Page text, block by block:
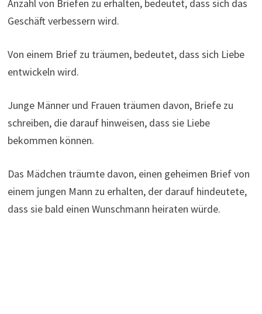
Anzahl von Briefen zu erhalten, bedeutet, dass sich das
Geschäft verbessern wird.
Von einem Brief zu träumen, bedeutet, dass sich Liebe
entwickeln wird.
Junge Männer und Frauen träumen davon, Briefe zu
schreiben, die darauf hinweisen, dass sie Liebe
bekommen können.
Das Mädchen träumte davon, einen geheimen Brief von
einem jungen Mann zu erhalten, der darauf hindeutete,
dass sie bald einen Wunschmann heiraten würde.